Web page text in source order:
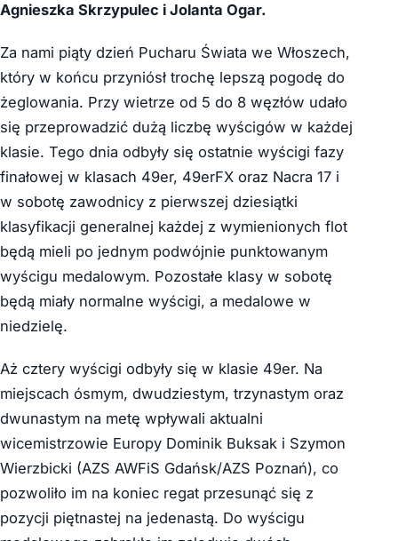
Agnieszka Skrzypulec i Jolanta Ogar.
Za nami piąty dzień Pucharu Świata we Włoszech,
który w końcu przyniósł trochę lepszą pogodę do
żeglowania. Przy wietrze od 5 do 8 węzłów udało
się przeprowadzić dużą liczbę wyścigów w każdej
klasie. Tego dnia odbyły się ostatnie wyścigi fazy
finałowej w klasach 49er, 49erFX oraz Nacra 17 i
w sobotę zawodnicy z pierwszej dziesiątki
klasyfikacji generalnej każdej z wymienionych flot
będą mieli po jednym podwójnie punktowanym
wyścigu medalowym. Pozostałe klasy w sobotę
będą miały normalne wyścigi, a medalowe w
niedzielę.
Aż cztery wyścigi odbyły się w klasie 49er. Na
miejscach ósmym, dwudziestym, trzynastym oraz
dwunastym na metę wpływali aktualni
wicemistrzowie Europy Dominik Buksak i Szymon
Wierzbicki (AZS AWFiS Gdańsk/AZS Poznań), co
pozwoliło im na koniec regat przesunąć się z
pozycji piętnastej na jedenastą. Do wyścigu